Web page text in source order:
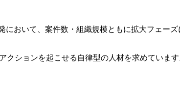
において、案件数・組織規模ともに拡大フェー
ションを起こせる自律型の人材を求めています